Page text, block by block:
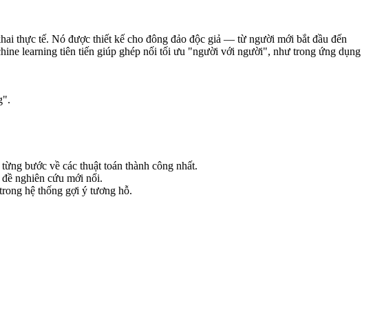
thực tế. Nó được thiết kế cho đông đảo độc giả — từ người mới bắt đầu đến
learning tiên tiến giúp ghép nối tối ưu "người với người", như trong ứng dụng
bước về các thuật toán thành công nhất.
nghiên cứu mới nổi.
hệ thống gợi ý tương hỗ.